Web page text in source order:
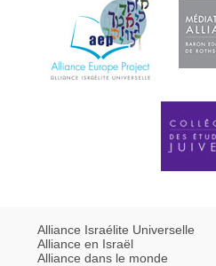
Alliance Israélite Universelle
Alliance en Israël
Alliance dans le monde